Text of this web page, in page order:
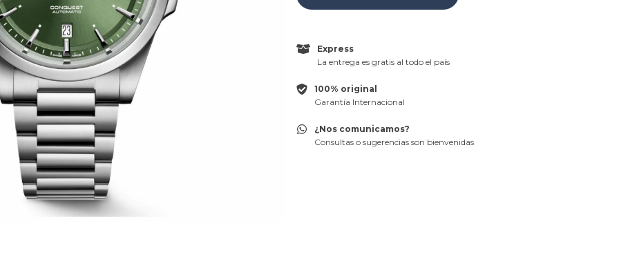
Express
La entrega es gratis al todo el país
100% original
Garantía Internacional
¿Nos comunicamos?
Consultas o sugerencias son bienvenidas